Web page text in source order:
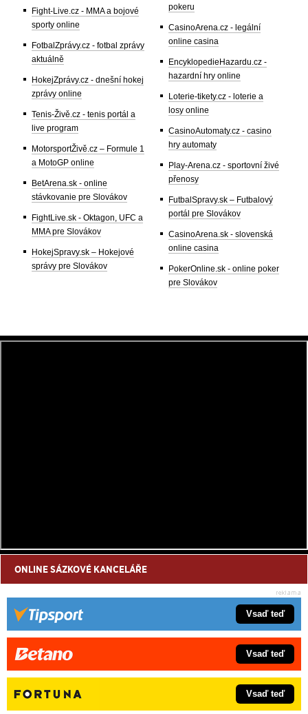
Fight-Live.cz - MMA a bojové
sporty online
FotbalZprávy.cz - fotbal zprávy
aktuálně
HokejZprávy.cz - dnešní hokej
zprávy online
Tenis-Živě.cz - tenis portál a
live program
MotorsportŽivě.cz – Formule 1
a MotoGP online
BetArena.sk - online
stávkovanie pre Slovákov
FightLive.sk - Oktagon, UFC a
MMA pre Slovákov
HokejSpravy.sk – Hokejové
správy pre Slovákov
pokeru
CasinoArena.cz - legální
online casina
EncyklopedieHazardu.cz -
hazardní hry online
Loterie-tikety.cz - loterie a
losy online
CasinoAutomaty.cz - casino
hry automaty
Play-Arena.cz - sportovní živé
přenosy
FutbalSpravy.sk – Futbalový
portál pre Slovákov
CasinoArena.sk - slovenská
online casina
PokerOnline.sk - online poker
pre Slovákov
ONLINE SÁZKOVÉ KANCELÁŘE
Vsaď teď
Vsaď teď
Vsaď teď